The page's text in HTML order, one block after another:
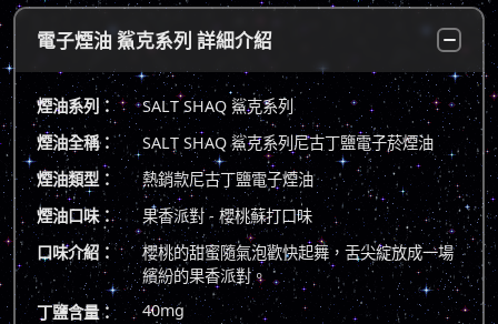
電子煙油 鯊克系列 詳細介紹
煙油系列：
SALT SHAQ 鯊克系列
煙油全稱：
SALT SHAQ 鯊克系列尼古丁鹽電子菸煙油
煙油類型：
熱銷款尼古丁鹽電子煙油
煙油口味：
果香派對 - 櫻桃蘇打口味
口味介紹：
櫻桃的甜蜜隨氣泡歡快起舞，舌尖綻放成一場
繽紛的果香派對。
丁鹽含量：
40mg